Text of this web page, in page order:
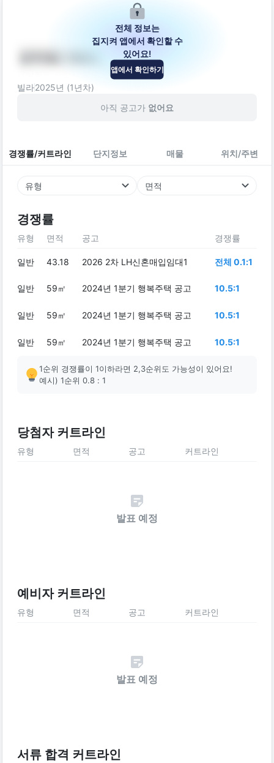
경상북도 포항시 북구 양덕로6번길 48
빌라2025년 (1년차)
아직 공고가 없어요
경쟁률/커트라인 단지정보 매물 위치/주변
유형 면적
경쟁률
전체 정보는
집지켜 앱에서 확인할 수
있어요!
앱에서 확인하기
유형 면적 공고 경쟁률
일반 43.18 2026 2차 LH신혼매입임대1 전체 0.1:1
일반 59㎡ 2024년 1분기 행복주택 공고 10.5:1
일반 59㎡ 2024년 1분기 행복주택 공고 10.5:1
일반 59㎡ 2024년 1분기 행복주택 공고 10.5:1
1순위 경쟁률이 1이하라면 2,3순위도 가능성이 있어요!
예시) 1순위 0.8 : 1
당첨자 커트라인
유형 면적 공고 커트라인
발표 예정
예비자 커트라인
유형 면적 공고 커트라인
발표 예정
서류 합격 커트라인